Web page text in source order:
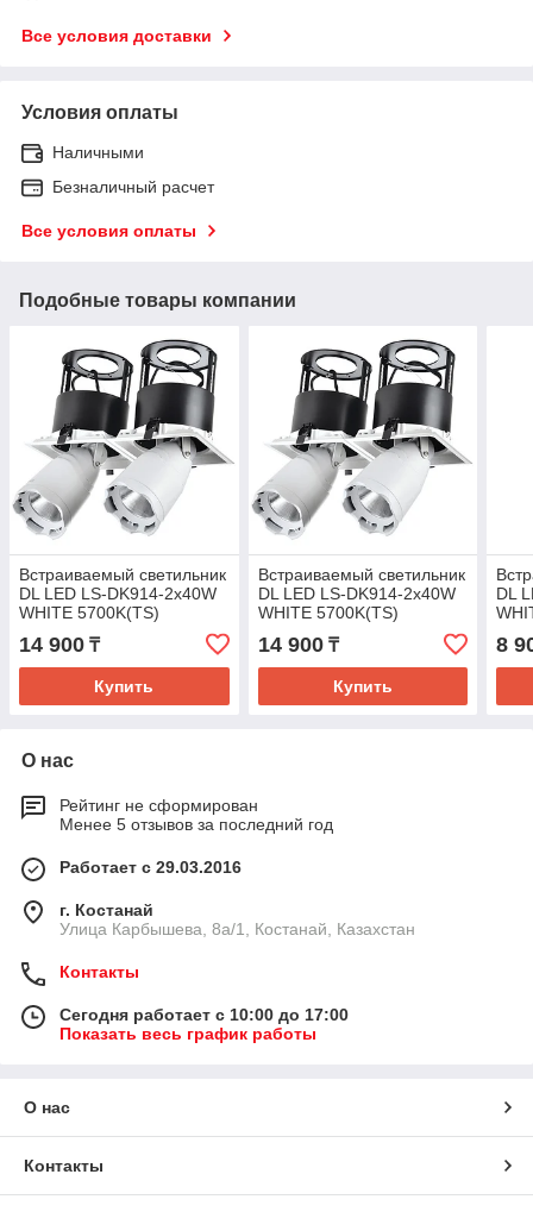
Все условия доставки
Условия оплаты
Наличными
Безналичный расчет
Все условия оплаты
Подобные товары компании
Встраиваемый светильник
DL LED LS-DK914-2x40W
WHITE 5700K(TS)
14 900 ₸
Купить
Встраиваемый светильник
DL LED LS-DK914-2x40W
WHITE 5700K(TS)
14 900₸
Купить
DL
8
О нас
Рейтинг не сформирован
Менее 5 отзывов за последний год
Работает с 29.03.2016
г. Костанай
Улица Карбышева, 8а/1, Костанай, Казахстан
Контакты
Сегодня работает с 10:00 до 17:00
Показать весь график работы
О нас
Контакты